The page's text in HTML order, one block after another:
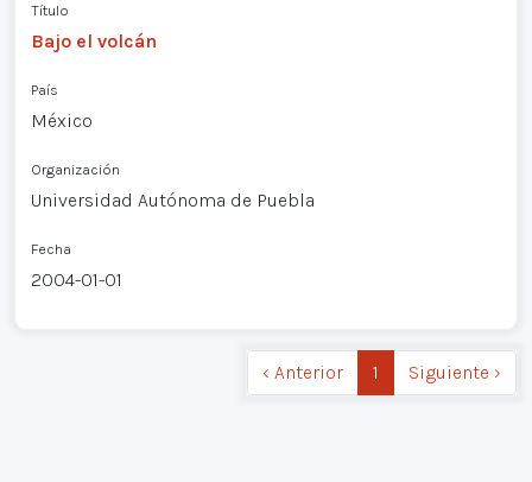
Título
Bajo el volcán
País
México
Organización
Universidad Autónoma de Puebla
Fecha
2004-01-01
‹ Anterior 1 Siguiente ›